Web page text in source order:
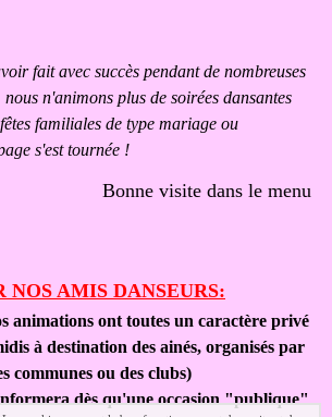
fait avec succès pendant de nombreuses
n'animons plus de soirées dansantes
familiales de type mariage ou
s'est tournée !
Bonne visite dans le menu
NOS AMIS DANSEURS:
animations ont toutes un caractère privé
à destination des ainés, organisés par
communes ou des clubs)
dès qu'une occasion "publique"